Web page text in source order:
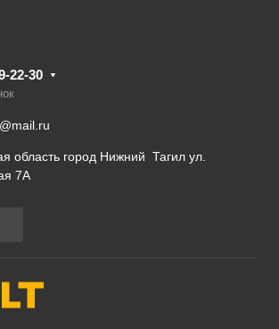
22-30
область город Нижний Тагил ул.
7А